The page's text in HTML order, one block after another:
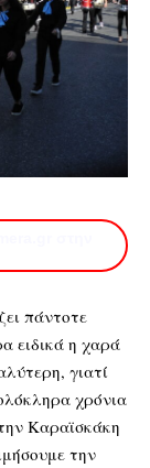
πάντοτε
ειδικά η χαρά
γιατί
χρόνια
Καραϊσκάκη
την